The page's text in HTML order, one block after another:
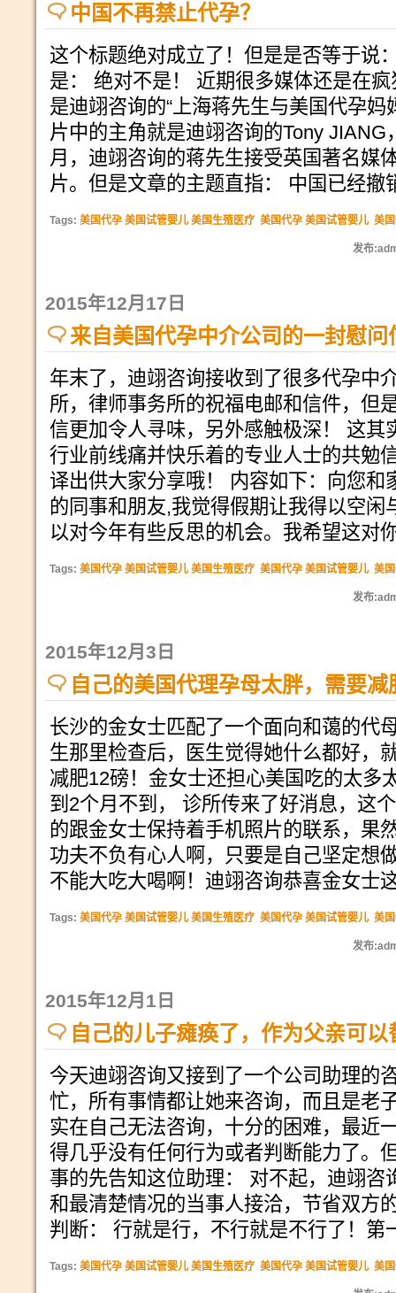
中国不再禁止代孕？
这个标题绝对成立了！但是是否等于说
是： 绝对不是！ 近期很多媒体还是在
是迪翊咨询的“上海蒋先生与美国代孕妈
片中的主角就是迪翊咨询的Tony JIANG
月，迪翊咨询的蒋先生接受英国著名媒
片。但是文章的主题直指： 中国已经撤
Tags: 美国代孕 美国试管婴儿 美国生殖医疗 美国代孕 美国试管婴儿 美
发布
2015年12月17日
来自美国代孕中介公司的一封慰问
年末了，迪翊咨询接收到了很多代孕中
所，律师事务所的祝福电邮和信件，但
信更加令人寻味，另外感触极深！ 这其
行业前线痛并快乐着的专业人士的共勉
译出供大家分享哦！ 内容如下：向您和
的同事和朋友,我觉得假期让我得以空闲
以对今年有些反思的机会。我希望这对
Tags: 美国代孕 美国试管婴儿 美国生殖医疗 美国代孕 美国试管婴儿 美
发布
2015年12月3日
自己的美国代理孕母太胖，需要减
长沙的金女士匹配了一个面向和蔼的代
生那里检查后，医生觉得她什么都好，
减肥12磅！金女士还担心美国吃的太多
到2个月不到， 诊所传来了好消息，这
的跟金女士保持着手机照片的联系，果
功夫不负有心人啊，只要是自己坚定想
不能大吃大喝啊！迪翊咨询恭喜金女士
Tags: 美国代孕 美国试管婴儿 美国生殖医疗 美国代孕 美国试管婴儿 美
发布
2015年12月1日
自己的儿子瘫痪了，作为父亲可
今天迪翊咨询又接到了一个公司助理的
忙，所有事情都让她来咨询，而且是老
实在自己无法咨询，十分的困难，最近
得几乎没有任何行为或者判断能力了。
事的先告知这位助理： 对不起，迪翊咨
和最清楚情况的当事人接洽，节省双方
判断： 行就是行，不行就是不行了！第
Tags: 美国代孕 美国试管婴儿 美国生殖医疗 美国代孕 美国试管婴儿 美